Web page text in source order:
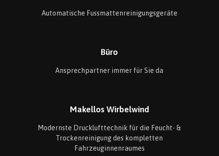
Automatische Fussmattenreinigungsgeräte
Büro
Ansprechpartner immer für Sie da
Makellos Wirbelwind
Modernste Drucklufttechnik für die Feucht- &
Trockenreinigung des kompletten
Fahrzeuginnenraumes